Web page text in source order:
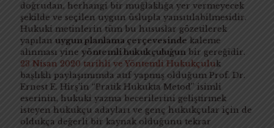
doğrudan, herhangi bir muğlaklığa yer vermeyecek
şekilde ve seçilen uygun üslupla yansıtılabilmesidir.
Hukuki metinlerin tüm bu hususlar gözetilerek
yapılan uygun planlama çerçevesinde kaleme
alınması yine yöntemli hukukçuluğun bir gereğidir.
23 Nisan 2020 tarihli ve Yöntemli Hukukçuluk
başlıklı paylaşımımda atıf yapmış olduğum Prof. Dr.
Ernest E. Hirş’in “Pratik Hukukta Metod” isimli
eserinin, hukuki yazma becerilerini geliştirmek
isteyen hukukçu adayları ve genç hukukçular için de
oldukça değerli bir kaynak olduğunu tekrar